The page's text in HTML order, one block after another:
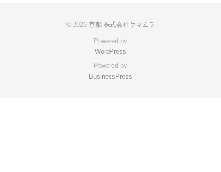
© 2026 京都 株式会社ヤマムラ
Powered by
WordPress
Powered by
BusinessPress